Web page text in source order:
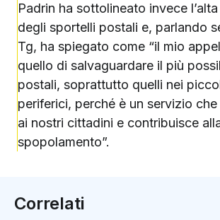
Padrin ha sottolineato invece
degli sportelli postali e, parlando
Tg, ha spiegato come “il mio
quello di salvaguardare il più
postali, soprattutto quelli nei
periferici, perché è un servizio
ai nostri cittadini e contribuisce
spopolamento”.
Correlati